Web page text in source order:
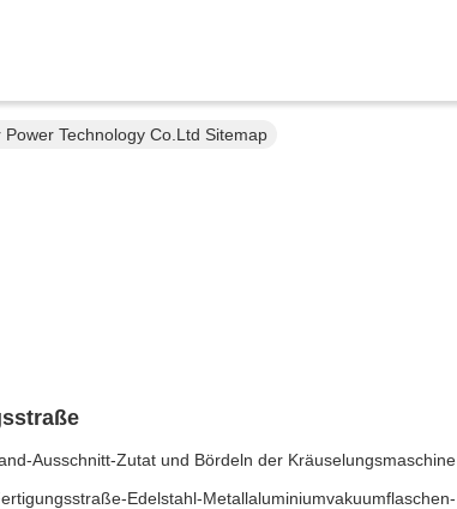
Power Technology Co.Ltd Sitemap
Ausschnitt-Zutat und Bördeln der Kräuselungsmaschine
Edelstahl-Metallaluminiumvakuumflaschen-